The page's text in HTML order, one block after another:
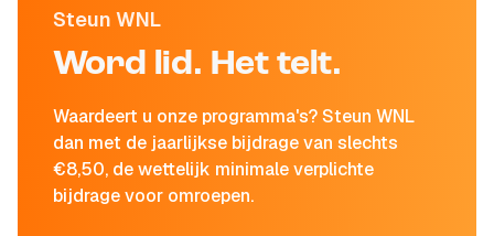
Steun WNL
Word lid. Het telt.
Waardeert u onze programma's? Steun WNL
dan met de jaarlijkse bijdrage van slechts
€8,50, de wettelijk minimale verplichte
bijdrage voor omroepen.